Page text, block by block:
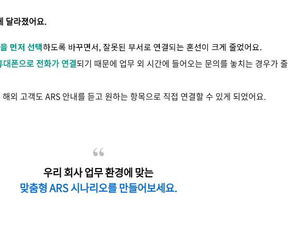
달라졌어요.
먼저 선택하도록 바꾸면서, 잘못된 부서로 연결되는 혼선이 크게 줄었어요.
폰으로 전화가 연결되기 때문에 업무 외 시간에 들어오는 문의를 놓치는 경우가 줄
해외 고객도 ARS 안내를 듣고 원하는 항목으로 직접 연결할 수 있게 되었어요.
우리 회사 업무 환경에 맞는
맞춤형 ARS 시나리오를 만들어보세요.